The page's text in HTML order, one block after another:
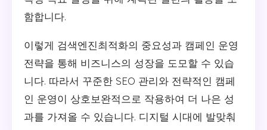
함합니다.
이렇게 검색엔진최적화의 중요성과 캠페인 운영
전략을 통해 비즈니스의 성장을 도모할 수 있습
니다. 따라서 꾸준한 SEO 관리와 전략적인 캠페
인 운영이 상호보완적으로 작용하여 더 나은 성
과를 가져올 수 있습니다. 디지털 시대에 발맞춰